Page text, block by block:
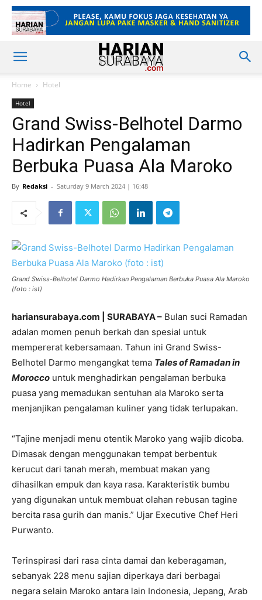
Home Hotel
Hotel
Grand Swiss-Belhotel Darmo
Hadirkan Pengalaman
Berbuka Puasa Ala Maroko
By Redaksi - Saturday 9 March 2024 | 16:48
Grand Swiss-Belhotel Darmo Hadirkan Pengalaman Berbuka Puasa Ala Maroko
(foto : ist)
hariansurabaya.com | SURABAYA – Bulan suci Ramadan
adalan momen penuh berkah dan spesial untuk
mempererat kebersamaan. Tahun ini Grand Swiss-
Belhotel Darmo mengangkat tema Tales of Ramadan in
Morocco untuk menghadirkan pengalaman berbuka
puasa yang memadukan sentuhan ala Maroko serta
menjanjikan pengalaman kuliner yang tidak terlupakan.
“Tajine menjadi menu otentik Maroko yang wajib dicoba.
Dimasak dengan menggunakan tempat berbentuk
kerucut dari tanah merah, membuat makan yang
dihasilkan empuk dan kaya rasa. Karakteristik bumbu
yang digunakan untuk membuat olahan rebusan tagine
bercita rasa gurih dan manis.” Ujar Executive Chef Heri
Purwanto.
Terinspirasi dari rasa cinta damai dan keberagaman,
sebanyak 228 menu sajian diperkaya dari berbagai
negara selain Maroko antara lain Indonesia, Jepang, Arab